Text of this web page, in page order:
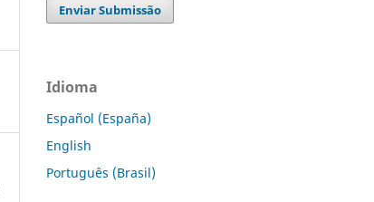
Enviar Submissão
Idioma
Español (España)
English
Português (Brasil)